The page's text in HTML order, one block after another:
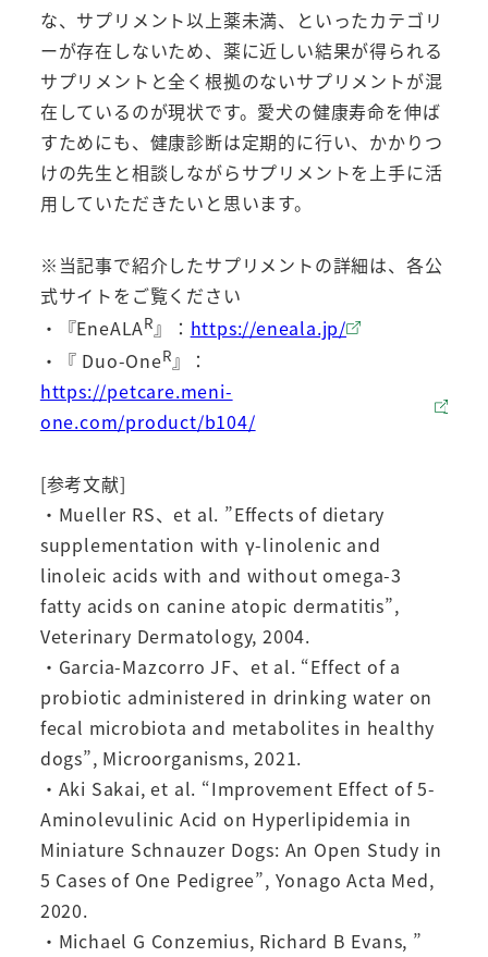
な、サプリメント以上薬未満、といったカテゴリ
ーが存在しないため、薬に近しい結果が得られる
サプリメントと全く根拠のないサプリメントが混
在しているのが現状です。愛犬の健康寿命を伸ば
すためにも、健康診断は定期的に行い、かかりつ
けの先生と相談しながらサプリメントを上手に活
用していただきたいと思います。
※当記事で紹介したサプリメントの詳細は、各公
式サイトをご覧ください
・『EneALAR』： https://eneala.jp/
・『 Duo-OneR』：
https://petcare.meni-
one.com/product/b104/
[参考文献]
・Mueller RS、et al. ”Effects of dietary
supplementation with γ-linolenic and
linoleic acids with and without omega-3
fatty acids on canine atopic dermatitis”,
Veterinary Dermatology, 2004.
・Garcia-Mazcorro JF、et al. “Effect of a
probiotic administered in drinking water on
fecal microbiota and metabolites in healthy
dogs”, Microorganisms, 2021.
・Aki Sakai, et al. “Improvement Effect of 5-
Aminolevulinic Acid on Hyperlipidemia in
Miniature Schnauzer Dogs: An Open Study in
5 Cases of One Pedigree”, Yonago Acta Med,
2020.
・Michael G Conzemius, Richard B Evans, ”